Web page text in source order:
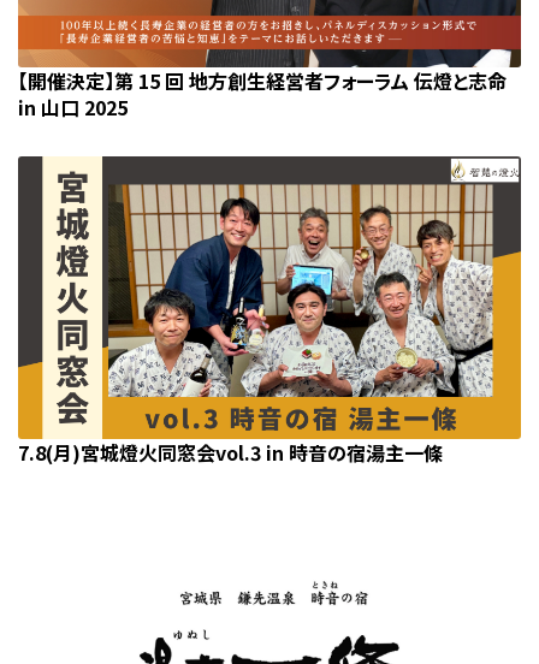
【開催決定】第 15 回 地方創生経営者フォーラム 伝燈と志命
in 山口 2025
7.8(月)宮城燈火同窓会vol.3 in 時音の宿湯主一條